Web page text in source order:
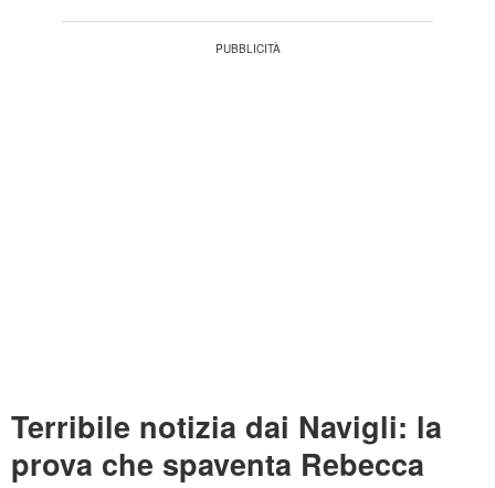
Terribile notizia dai Navigli: la
prova che spaventa Rebecca